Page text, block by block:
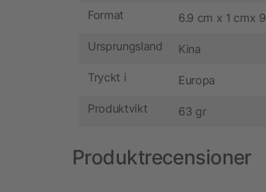
Format 6.9 cm x 1 cmx
Ursprungsland Kina
Tryckt i Europa
Produktvikt 63 gr
Produktrecensioner